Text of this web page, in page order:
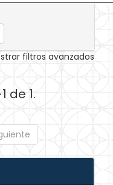
filtros avanzados
de 1.